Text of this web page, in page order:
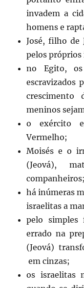
invadem a
homens e
José, filho de
pelos próprios
no Egito, os
escravizados
crescimento
meninos
o exército
Vermelho;
Moisés e o
(Jeová),
companheiros;
há inúmeras
israelitas a
pelo simples
errado na
(Jeová)
em cinzas;
os israelitas